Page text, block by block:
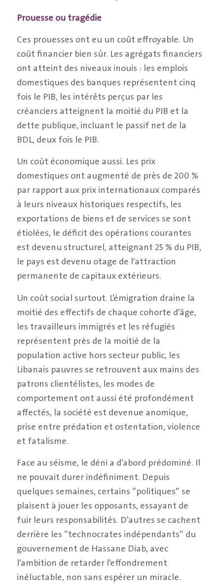
Prouesseou tragédie
Ces prouesses ont eu un coût effroyable. Un
coût financier bien sûr. Les agrégats financiers
ont atteint des niveaux inouis : les emplois
domestiques des banques représentent cinq
fois le PIB, les intérêts perçus par les
créanciers atteignent la moitié du PIB et la
dette publique, incluant le passif net de la
BDL, deux fois le PIB.
Un coût économique aussi. Les prix
domestiques ont augmenté de près de 200 %
par rapport aux prix internationaux comparés
à leurs niveaux historiques respectifs, les
exportations de biens et de services se sont
étiolées, le déficit des opérations courantes
est devenu structurel, atteignant 25 % du PIB,
le pays est devenu otage de l’attraction
permanente de capitaux extérieurs.
Un coût social surtout. L’émigration draine la
moitié des effectifs de chaque cohorte d’âge,
les travailleurs immigrés et les réfugiés
représentent près de la moitié de la
population active hors secteur public, les
Libanais pauvres se retrouvent aux mains des
patrons clientélistes, les modes de
comportement ont aussi été profondément
affectés, la société est devenue anomique,
prise entre prédation et ostentation, violence
et fatalisme.
Face au séisme, le déni a d’abord prédominé. Il
ne pouvait durer indéfiniment. Depuis
quelques semaines, certains “politiques” se
plaisent à jouer les opposants, essayant de
fuir leurs responsabilités. D’autres se cachent
derrière les “technocrates indépendants” du
gouvernement de Hassane Diab, avec
l’ambition de retarder l’effondrement
inéluctable, non sans espérer un miracle.